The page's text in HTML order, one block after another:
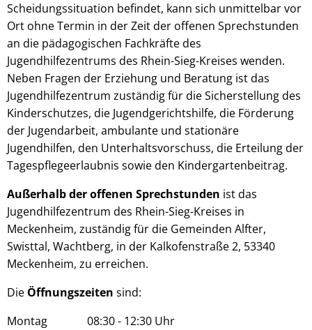
Scheidungssituation befindet, kann sich unmittelbar vor
Ort ohne Termin in der Zeit der offenen Sprechstunden
an die pädagogischen Fachkräfte des
Jugendhilfezentrums des Rhein-Sieg-Kreises wenden.
Neben Fragen der Erziehung und Beratung ist das
Jugendhilfezentrum zuständig für die Sicherstellung des
Kinderschutzes, die Jugendgerichtshilfe, die Förderung
der Jugendarbeit, ambulante und stationäre
Jugendhilfen, den Unterhaltsvorschuss, die Erteilung der
Tagespflegeerlaubnis sowie den Kindergartenbeitrag.
Außerhalb der offenen Sprechstunden ist das
Jugendhilfezentrum des Rhein-Sieg-Kreises in
Meckenheim, zuständig für die Gemeinden Alfter,
Swisttal, Wachtberg, in der Kalkofenstraße 2, 53340
Meckenheim, zu erreichen.
Die Öffnungszeiten sind:
Montag
08:30- 12:30 Uhr